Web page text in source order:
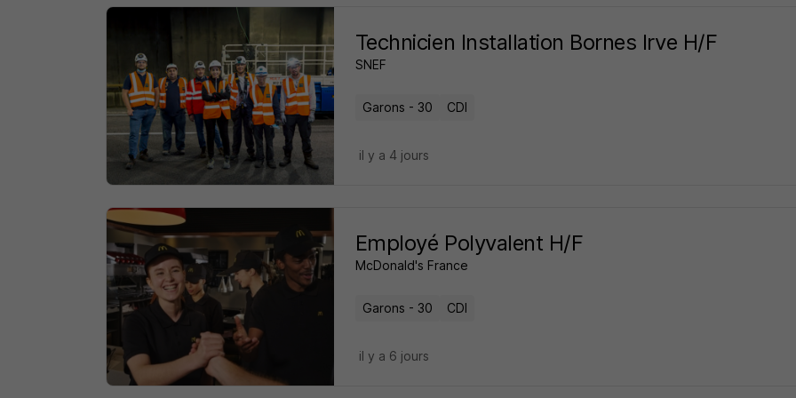
Technicien Installation Bornes Irve H/F
SNEF
Garons - 30 CDI
il y a 4 jours
Employé Polyvalent H/F
McDonald's France
Garons - 30 CDI
il y a 6 jours